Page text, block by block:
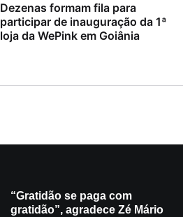
Dezenas formam fila para
participar de inauguração da 1ª
loja da WePink em Goiânia
“Gratidão se paga com
gratidão”, agradece Zé Mário